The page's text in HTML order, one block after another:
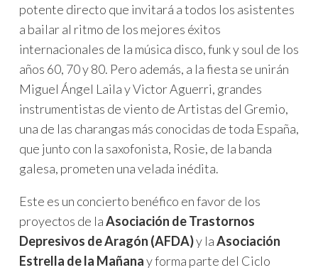
potente directo que invitará a todos los asistentes
a bailar al ritmo de los mejores éxitos
internacionales de la música disco, funk y soul de los
años 60, 70 y 80. Pero además, a la fiesta se unirán
Miguel Ángel Laila y Victor Aguerri, grandes
instrumentistas de viento de Artistas del Gremio,
una de las charangas más conocidas de toda España,
que junto con la saxofonista, Rosie, de la banda
galesa, prometen una velada inédita.
Este es un concierto benéfico en favor de los
proyectos de laAsociación de Trastornos
Depresivos de Aragón (AFDA)y laAsociación
Estrella de la Mañanay forma parte del Ciclo